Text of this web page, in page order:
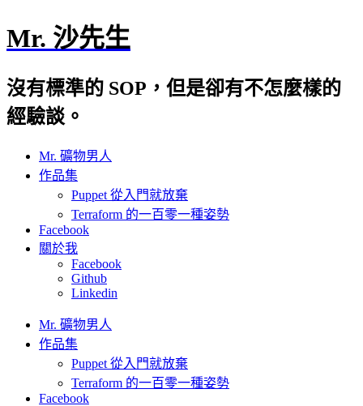
Mr. 沙先生
沒有標準的 SOP，但是卻有不怎麼樣的
經驗談。
Mr. 礦物男人
作品集
Puppet 從入門就放棄
Terraform 的一百零一種姿勢
Facebook
關於我
Facebook
Github
Linkedin
Mr. 礦物男人
作品集
Puppet 從入門就放棄
Terraform 的一百零一種姿勢
Facebook